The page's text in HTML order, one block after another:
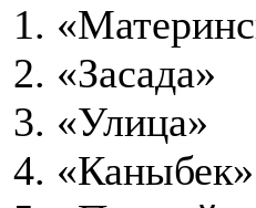
«Засада»
«Улица»
«Каныбек»